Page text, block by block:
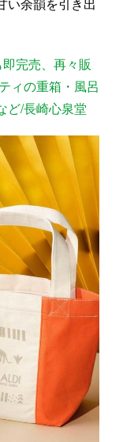
即完売、再々販
ィの重箱・風呂
ど/長崎心泉堂